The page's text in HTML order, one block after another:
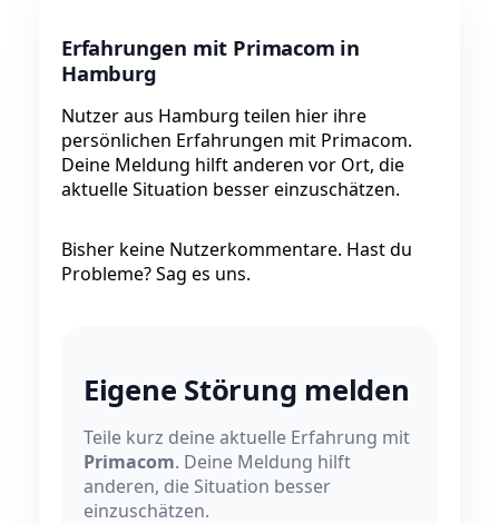
Erfahrungen mit Primacom in
Hamburg
Nutzer aus Hamburg teilen hier ihre
persönlichen Erfahrungen mit Primacom.
Deine Meldung hilft anderen vor Ort, die
aktuelle Situation besser einzuschätzen.
Bisher keine Nutzerkommentare. Hast du
Probleme? Sag es uns.
Eigene Störung melden
Teile kurz deine aktuelle Erfahrung mit
Primacom. Deine Meldung hilft
anderen, die Situation besser
einzuschätzen.